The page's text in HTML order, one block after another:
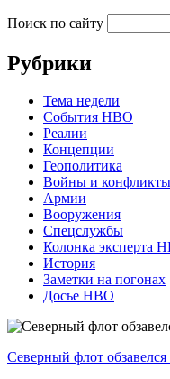
Поиск по сайту
Рубрики
Тема недели
События НВО
Реалии
Концепции
Геополитика
Войны и конфликты
Армии
Вооружения
Спецслужбы
Колонка эксперта
История
Заметки на погонах
Досье НВО
Северный флот